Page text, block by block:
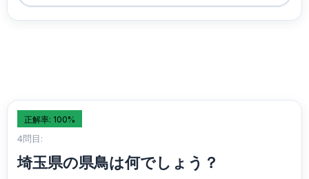
正解率: 100%
4問目:
埼玉県の県鳥は何でしょう？